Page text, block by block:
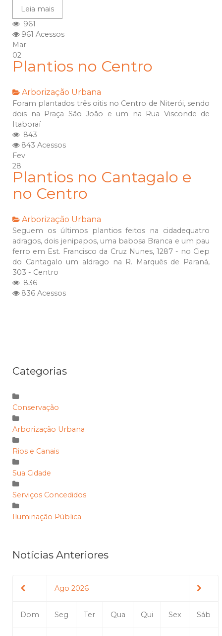
Leia mais
961
961 Acessos
Mar
02
Plantios no Centro
Arborização Urbana
Foram plantados três oitis no Centro de Niterói, sendo
dois na Praça São João e um na Rua Visconde de
Itaboraí
843
843 Acessos
Fev
28
Plantios no Cantagalo e
no Centro
Arborização Urbana
Seguem os últimos plantios feitos na cidadequatro
adragos, dois jenipapos, uma babosa Branca e um pau
ferro em Est. Francisco da Cruz Nunes, 1287 - no Ciep
do Cantagalo um aldrago na R. Marquês de Paraná,
303 - Centro
836
836 Acessos
Categorias
Conservação
Arborização Urbana
Rios e Canais
Sua Cidade
Serviços Concedidos
Iluminação Pública
Notícias Anteriores
Ago 2026
Dom Seg Ter Qua Qui Sex Sáb